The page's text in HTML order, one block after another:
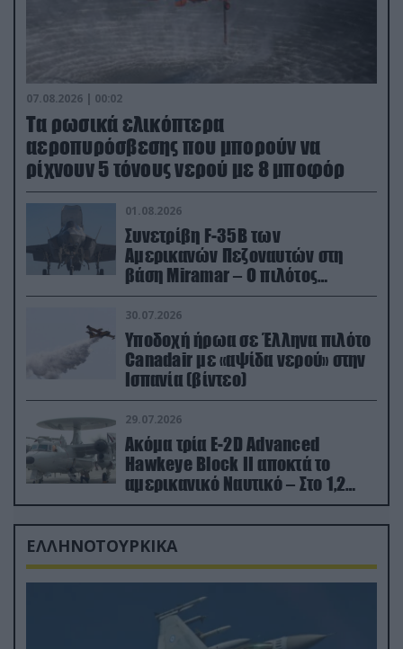
07.08.2026 | 00:02
Τα ρωσικά ελικόπτερα
αεροπυρόσβεσης που μπορούν να
ρίχνουν 5 τόνους νερού με 8 μποφόρ
01.08.2026
Συνετρίβη F-35B των
Αμερικανών Πεζοναυτών στη
βάση Miramar – Ο πιλότος
εκτινάχθηκε εγκαίρως
30.07.2026
Υποδοχή ήρωα σε Έλληνα πιλότο
Canadair με «αψίδα νερού» στην
Ισπανία (βίντεο)
29.07.2026
Ακόμα τρία E-2D Advanced
Hawkeye Block II αποκτά το
αμερικανικό Ναυτικό – Στο 1,2
δισ.δολάρια το κόστος
ΕΛΛΗΝΟΤΟΥΡΚΙΚΑ